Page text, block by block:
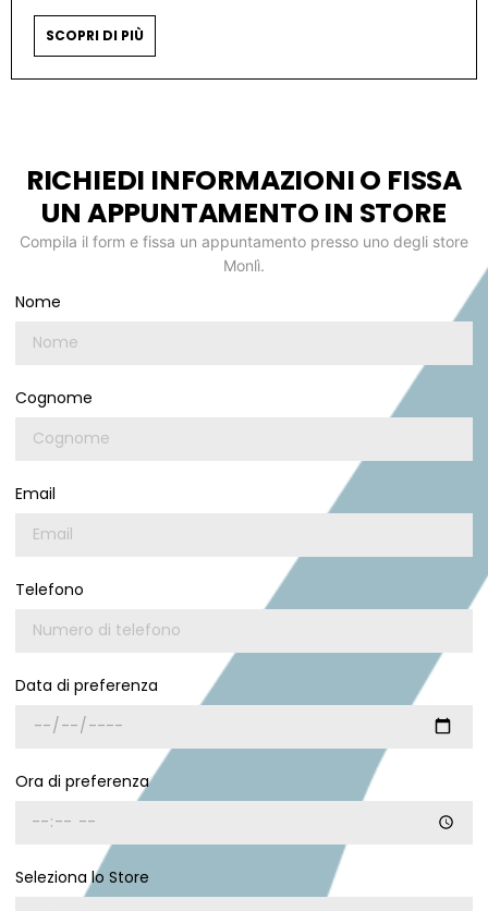
SCOPRI DI PIÙ
RICHIEDI INFORMAZIONI O FISSA
UN APPUNTAMENTO IN STORE
Compila il form e fissa un appuntamento presso uno degli store
Monlì.
Nome
Cognome
Email
Telefono
Data di preferenza
Ora di preferenza
Seleziona lo Store